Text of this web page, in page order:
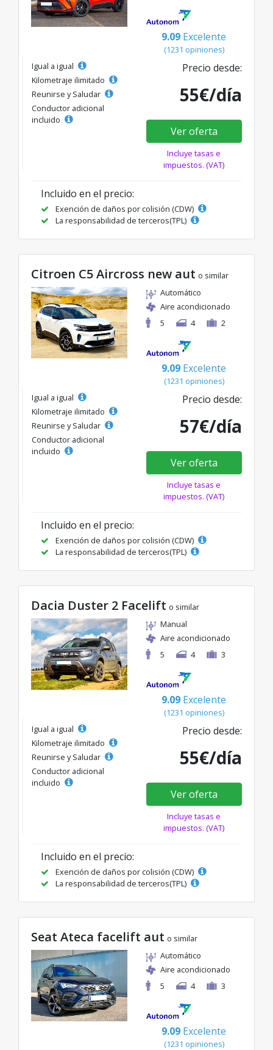
9.09 Excelente
(1231 opiniones)
Igual a igual
Kilometraje ilimitado
Reunirse y Saludar
Conductor adicional
incluido
Precio desde:
55€/día
Ver oferta
Incluye tasas e
impuestos. (VAT)
Incluido en el precio:
Exención de daños por colisión (CDW)
La responsabilidad de terceros(TPL)
Citroen C5 Aircross new aut o similar
Automático
Aire acondicionado
5
4 2
9.09 Excelente
(1231 opiniones)
Igual a igual
Kilometraje ilimitado
Reunirse y Saludar
Conductor adicional
incluido
Precio desde:
57€/día
Ver oferta
Incluye tasas e
impuestos. (VAT)
Incluido en el precio:
Exención de daños por colisión (CDW)
La responsabilidad de terceros(TPL)
Dacia Duster 2 Facelift o similar
Manual
Aire acondicionado
5
4 3
9.09 Excelente
(1231 opiniones)
Igual a igual
Kilometraje ilimitado
Reunirse y Saludar
Conductor adicional
incluido
Precio desde:
55€/día
Ver oferta
Incluye tasas e
impuestos. (VAT)
Incluido en el precio:
Exención de daños por colisión (CDW)
La responsabilidad de terceros(TPL)
Seat Ateca facelift aut o similar
Automático
Aire acondicionado
5
4 3
9.09 Excelente
(1231 opiniones)